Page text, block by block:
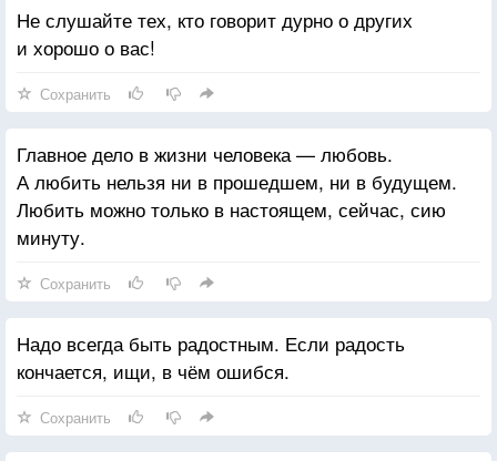
Не слушайте тех, кто говорит дурно о других
и хорошо о вас!
Сохранить
Главное дело в жизни человека — любовь.
А любить нельзя ни в прошедшем, ни в будущем.
Любить можно только в настоящем, сейчас, сию
минуту.
Сохранить
Надо всегда быть радостным. Если радость
кончается, ищи, в чём ошибся.
Сохранить